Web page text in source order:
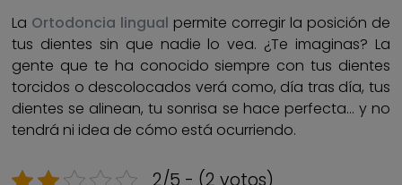
La Ortodoncia lingual permite corregir la posición de
tus dientes sin que nadie lo vea. ¿Te imaginas? La
gente que te ha conocido siempre con tus dientes
torcidos o descolocados verá como, día tras día, tus
dientes se alinean, tu sonrisa se hace perfecta… y no
tendrá ni idea de cómo está ocurriendo.
2/5 - (2 votos)